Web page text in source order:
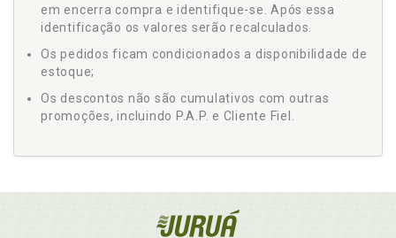
em encerra compra e identifique-se. Após essa
identificação os valores serão recalculados.
Os pedidos ficam condicionados a disponibilidade de
estoque;
Os descontos não são cumulativos com outras
promoções, incluindo P.A.P. e Cliente Fiel.